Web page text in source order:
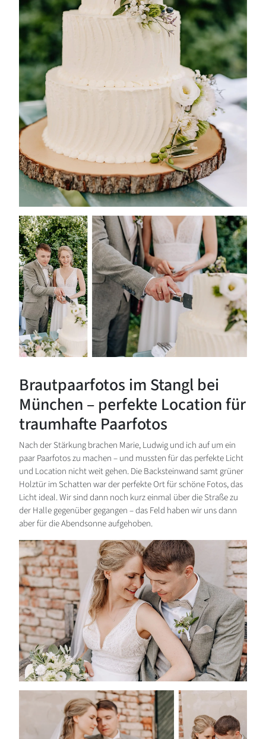
Brautpaarfotos im Stangl bei
München – perfekte Location für
traumhafte Paarfotos
Nach der Stärkung brachen Marie, Ludwig und ich auf um ein
paar Paarfotos zu machen – und mussten für das perfekte Licht
und Location nicht weit gehen. Die Backsteinwand samt grüner
Holztür im Schatten war der perfekte Ort für schöne Fotos, das
Licht ideal. Wir sind dann noch kurz einmal über die Straße zu
der Halle gegenüber gegangen – das Feld haben wir uns dann
aber für die Abendsonne aufgehoben.